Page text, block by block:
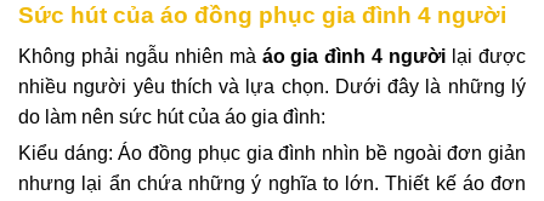
Sức hút của áo đồng phục gia đình 4 người
Không phải ngẫu nhiên mà áo gia đình 4 người lại được
nhiều người yêu thích và lựa chọn. Dưới đây là những lý
do làm nên sức hút của áo gia đình:
Kiểu dáng: Áo đồng phục gia đình nhìn bề ngoài đơn giản
nhưng lại ẩn chứa những ý nghĩa to lớn. Thiết kế áo đơn